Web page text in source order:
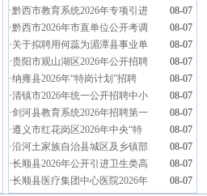
·黔西市教育系统2026年专项引进
08-07
·黔西市2026年市直单位公开考调
08-07
·关于拟聘用何蕊为湄潭县事业单
08-07
·贵阳市观山湖区2026年公开招聘
08-07
·纳雍县2026年“特岗计划”招聘
08-07
·清镇市2026年统一公开招聘中小
08-07
·剑河县教育系统2026年招聘第一
08-07
·遵义市红花岗区2026年中央“特
08-07
·沿河土家族自治县城区及乡镇部
08-07
·长顺县2026年公开引进卫生类高
08-07
·长顺县医疗集团中心医院2026年 08-07